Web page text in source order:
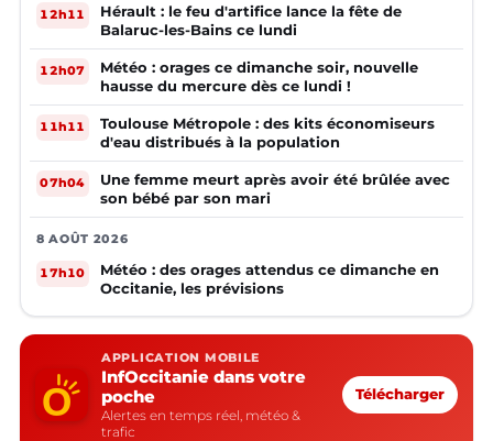
12h11
Hérault : le feu d'artifice lance la fête de
Balaruc-les-Bains ce lundi
12h07
Météo : orages ce dimanche soir, nouvelle
hausse du mercure dès ce lundi !
11h11
Toulouse Métropole : des kits économiseurs
d'eau distribués à la population
07h04
Une femme meurt après avoir été brûlée avec
son bébé par son mari
8 AOÛT 2026
17h10
Météo : des orages attendus ce dimanche en
Occitanie, les prévisions
APPLICATION MOBILE
InfOccitanie dans votre
poche
Alertes en temps réel, météo &
trafic
Télécharger